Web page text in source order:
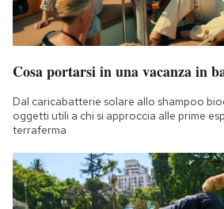
Cosa portarsi in una vacanza in
Dal caricabatterie solare allo shampoo
oggetti utili a chi si approccia alle prime
terraferma